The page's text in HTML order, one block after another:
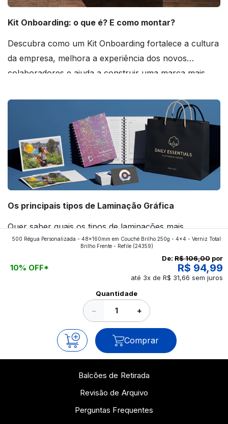
Kit Onboarding: o que é? E como montar?
Descubra como um Kit Onboarding fortalece a cultura
da empresa, melhora a experiência dos novos
colaboradores e ajuda a construir uma marca mais
Os principais tipos de Laminação Gráfica
Quer saber quais os tipos de laminações mais
aplicados nos impressos da gráfica FuturaIM? Então,
continue a leitura que vamos revelar para você!
500 Régua Personalizada - 48x160mm em Couché Brilho 250g - 4x4 - Verniz Total
Brilho Frente - Refile(24359)
10% OFF*
De: R$ 106,00 por
R$ 94,99
até 3x de R$ 31,66 sem juros
Quantidade
− +
Comprar
Balcões de Retirada
Revisão de Arquivo
Perguntas Frequentes